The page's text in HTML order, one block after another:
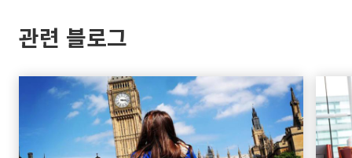
관련 블로그